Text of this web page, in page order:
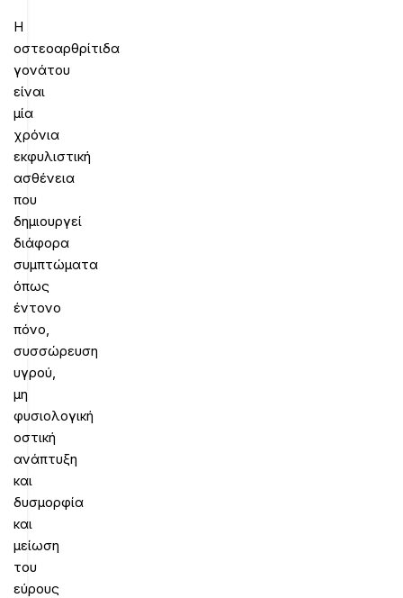
Η
οστεοαρθρίτιδα
γονάτου
είναι
μία
χρόνια
εκφυλιστική
ασθένεια
που
δημιουργεί
διάφορα
συμπτώματα
όπως
έντονο
πόνο,
συσσώρευση
υγρού,
μη
φυσιολογική
οστική
ανάπτυξη
και
δυσμορφία
και
μείωση
του
εύρους